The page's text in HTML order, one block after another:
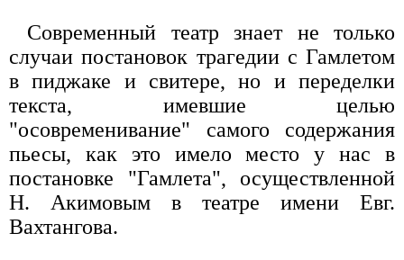
Современный театр знает не только
случаи постановок трагедии с Гамлетом
в пиджаке и свитере, но и переделки
текста, имевшие целью
"осовременивание" самого содержания
пьесы, как это имело место у нас в
постановке "Гамлета", осуществленной
Н. Акимовым в театре имени Евг.
Вахтангова.